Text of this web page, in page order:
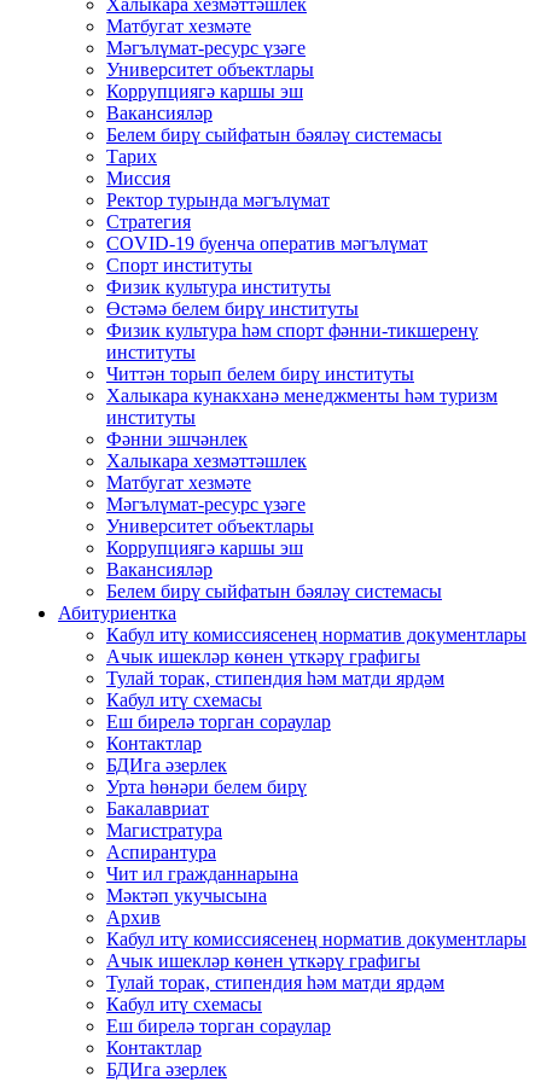
Халыкара хезмәттәшлек
Матбугат хезмәте
Мәгълүмат-ресурс үзәге
Университет объектлары
Коррупциягә каршы эш
Вакансияләр
Белем бирү сыйфатын бәяләү системасы
Тарих
Миссия
Ректор турында мәгълүмат
Стратегия
COVID-19 буенча оператив мәгълүмат
Спорт институты
Физик культура институты
Өстәмә белем бирү институты
Физик культура һәм спорт фәнни-тикшеренү
институты
Читтән торып белем бирү институты
Халыкара кунакханә менеджменты һәм туризм
институты
Фәнни эшчәнлек
Халыкара хезмәттәшлек
Матбугат хезмәте
Мәгълүмат-ресурс үзәге
Университет объектлары
Коррупциягә каршы эш
Вакансияләр
Белем бирү сыйфатын бәяләү системасы
Абитуриентка
Кабул итү комиссиясенең норматив документлары
Ачык ишекләр көнен үткәрү графигы
Тулай торак, стипендия һәм матди ярдәм
Кабул итү схемасы
Еш бирелә торган сораулар
Контактлар
БДИга әзерлек
Урта һөнәри белем бирү
Бакалавриат
Магистратура
Аспирантура
Чит ил гражданнарына
Мәктәп укучысына
Архив
Кабул итү комиссиясенең норматив документлары
Ачык ишекләр көнен үткәрү графигы
Тулай торак, стипендия һәм матди ярдәм
Кабул итү схемасы
Еш бирелә торган сораулар
Контактлар
БДИга әзерлек